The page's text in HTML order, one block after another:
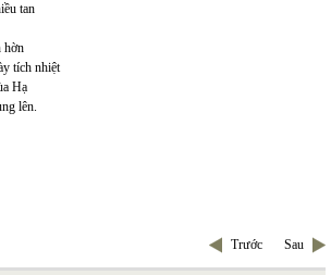
tan
hờn
tích nhiệt
Hạ
lên.
Trước Sau